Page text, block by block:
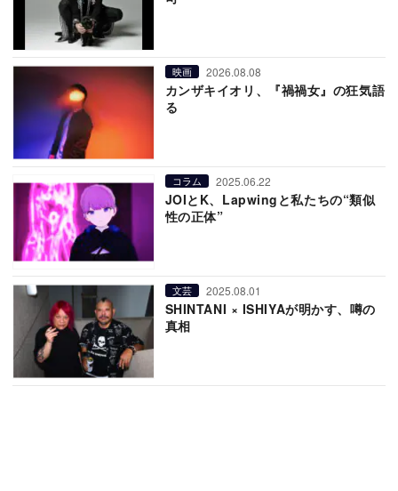
映画 2026.08.08
カンザキイオリ、『禍禍女』の狂気語
る
コラム 2025.06.22
JOIとK、Lapwingと私たちの“類似
性の正体”
文芸 2025.08.01
SHINTANI × ISHIYAが明かす、噂の
真相